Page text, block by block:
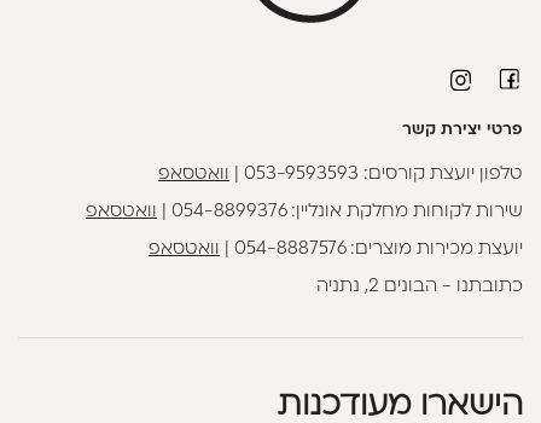
פרטי יצירת קשר
טלפון יועצת קורסים: 053-9593593 וואטסאפ
שירות לקוחות מחלקת אונליין:054-8899376 וואטסאפ
יועצת מכירות מוצרים:054-8887576 וואטסאפ
כתובתנו - הבונים 2, נתניה
הישארו מעודכנות